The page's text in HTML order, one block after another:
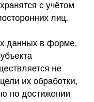
с учётом
лиц.
данных в форме,
не
их обработки,
по достижении